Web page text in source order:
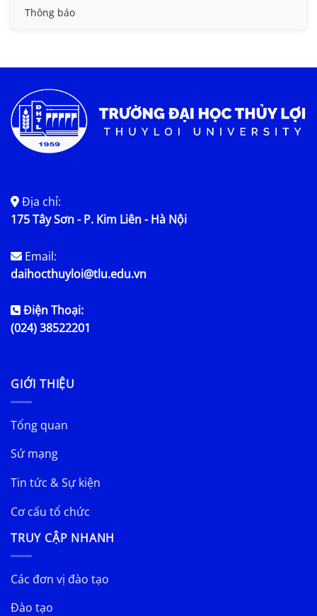
Tin đào tạo
Tin tức chung
Thông báo
Địa chỉ:
175 Tây Sơn - P. Kim Liên - Hà Nội
Email:
daihocthuyloi@tlu.edu.vn
Điện Thoại:
(024) 38522201
GIỚI THIỆU
Tổng quan
Sứ mạng
Tin tức & Sự kiện
Cơ cấu tổ chức
TRUY CẬP NHANH
Các đơn vị đào tạo
Đào tạo